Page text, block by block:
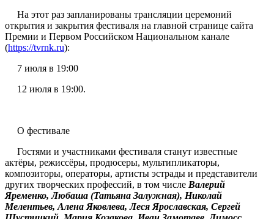
На этот раз запланированы трансляции церемоний
открытия и закрытия фестиваля на главной странице сайта
Премии и Первом Российском Национальном канале
(https://tvrnk.ru):
7 июля в 19:00
12 июля в 19:00.
О фестивале
Гостями и участниками фестиваля станут известные
актёры, режиссёры, продюсеры, мультипликаторы,
композиторы, операторы, артисты эстрады и представители
других творческих профессий, в том числе Валерий
Яременко, Любаша (Татьяна Залужная), Николай
Мелентьев, Алена Яковлева, Леся Ярославская, Сергей